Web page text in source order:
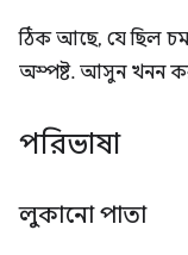
ঠিক আছে, যে ছিল
অস্পষ্ট. আসুন খনন
পরিভাষা
লুকানো পাতা